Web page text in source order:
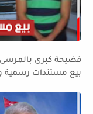
فضيحة كبرى
بيع مستندات رسمية